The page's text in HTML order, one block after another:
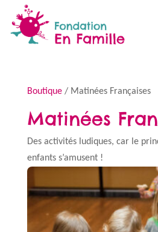
Boutique/ Matinées Françaises
Matinées
Des activités ludiques, car le
enfants s’amusent !